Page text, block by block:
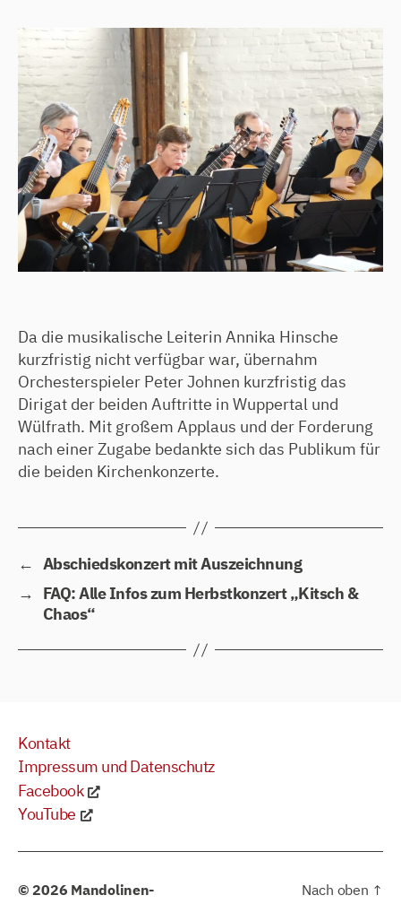
Da die musikalische Leiterin Annika Hinsche
kurzfristig nicht verfügbar war, übernahm
Orchesterspieler Peter Johnen kurzfristig das
Dirigat der beiden Auftritte in Wuppertal und
Wülfrath. Mit großem Applaus und der Forderung
nach einer Zugabe bedankte sich das Publikum für
die beiden Kirchenkonzerte.
← Abschiedskonzert mit Auszeichnung
→
FAQ: Alle Infos zum Herbstkonzert „Kitsch &
Chaos“
Kontakt
Impressum und Datenschutz
Facebook
YouTube
© 2026 Mandolinen-
Nach oben ↑